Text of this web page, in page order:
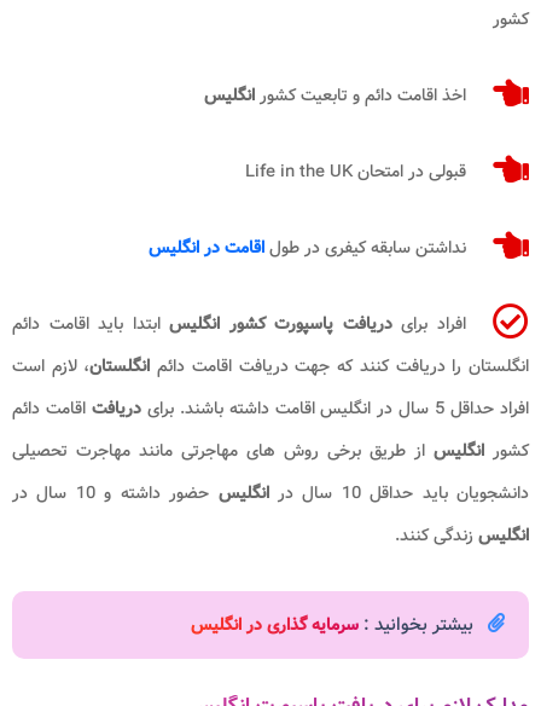
کشور
اخذ اقامت دائم و تابعیت کشورانگلیس
قبولی در امتحان Life in the UK
نداشتن سابقه کیفری در طولاقامت در انگلیس
افراد برایدریافت پاسپورت کشور انگلیسابتدا باید اقامت دائم
انگلستان را دریافت کنند که جهت دریافت اقامت دائم انگلستان، لازم است
افراد حداقل 5 سال در انگلیس اقامت داشته باشند. برای
دریافتاقامت دائم
کشور انگلیس از طریق برخی روش های مهاجرتی مانند مهاجرت تحصیلی
دانشجویان باید حداقل 10 سال در
انگلیس حضور داشته و 10 سال در
انگلیس زندگی کنند.
بیشتر بخوانید : سرمایه گذاری در انگلیس